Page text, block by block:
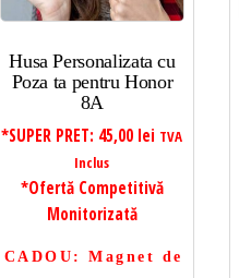
Husa Personalizata cu
Poza ta pentru Honor
8A
*SUPER PRET: 45,00 lei TVA
Inclus
*Ofertă Competitivă
Monitorizată
CADOU : Magnet de